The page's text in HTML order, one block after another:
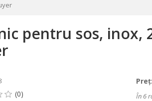
pentru sos, inox,
Preţ:
În 6